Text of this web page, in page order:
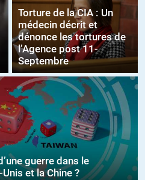
Torture de la CIA : Un
médecin décrit et
dénonce les tortures de
l’Agence post 11-
Septembre
guerre dans le
et la Chine ?